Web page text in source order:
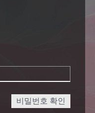
비밀번호 확인